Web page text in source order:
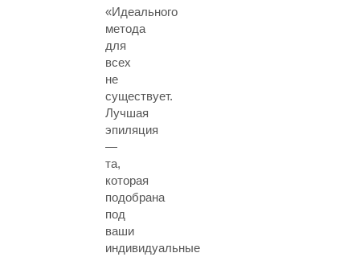
«Идеального
метода
для
всех
не
существует.
Лучшая
эпиляция
—
та,
которая
подобрана
под
ваши
индивидуальные